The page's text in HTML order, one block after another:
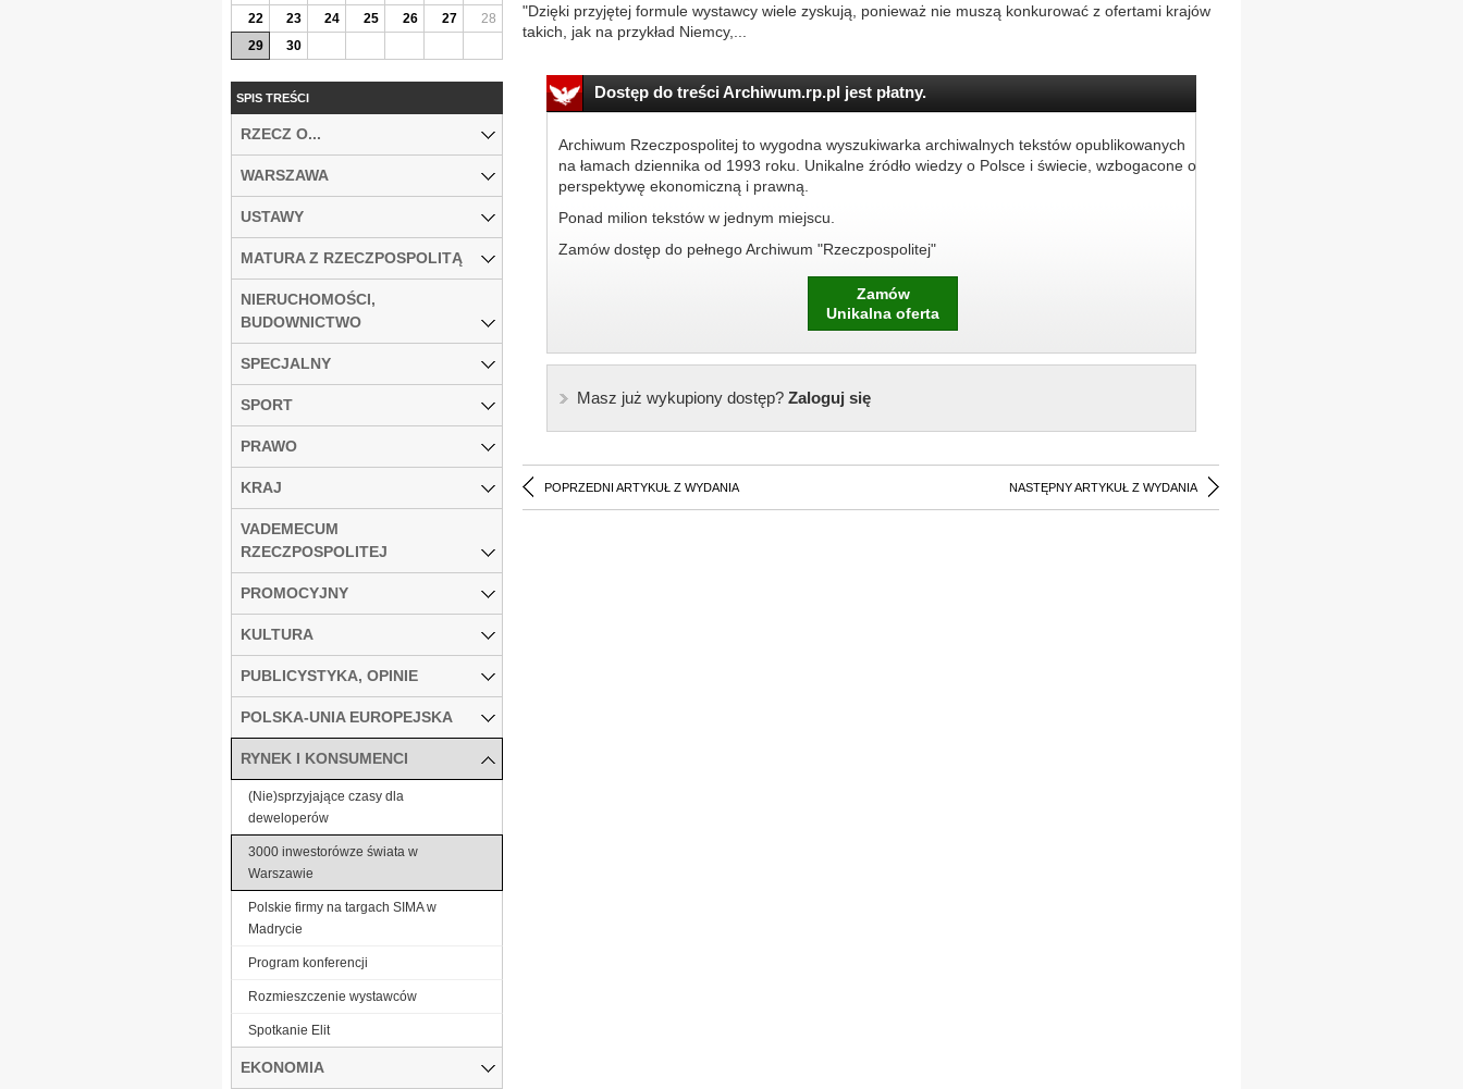
"Dzięki przyjętej formule wystawcy wiele zyskują, ponieważ nie muszą konkurować z ofertami krajów
takich, jak na przykład Niemcy,...
Dostęp do treści Archiwum.rp.pl jest płatny.
Archiwum Rzeczpospolitej to wygodna wyszukiwarka archiwalnych tekstów opublikowanych
na łamach dziennika od 1993 roku. Unikalne źródło wiedzy o Polsce i świecie, wzbogacone o
perspektywę ekonomiczną i prawną.
Ponad milion tekstów w jednym miejscu.
Zamów dostęp do pełnego Archiwum "Rzeczpospolitej"
Zamów
Unikalna oferta
Masz już wykupiony dostęp?Zaloguj się
POPRZEDNI ARTYKUŁ Z WYDANIA NASTĘPNY ARTYKUŁ Z WYDANIA
22
23 24 25 26 27
28
29
30
SPIS TREŚCI
RZECZ O...
WARSZAWA
USTAWY
MATURA Z RZECZPOSPOLITĄ
NIERUCHOMOŚCI,
BUDOWNICTWO
SPECJALNY
SPORT
PRAWO
KRAJ
VADEMECUM
RZECZPOSPOLITEJ
PROMOCYJNY
KULTURA
PUBLICYSTYKA, OPINIE
POLSKA-UNIA EUROPEJSKA
RYNEK I KONSUMENCI
(Nie)sprzyjające czasy dla
deweloperów
3000 inwestorówze świata w
Warszawie
Polskie firmy na targach SIMA w
Madrycie
Program konferencji
Rozmieszczenie wystawców
Spotkanie Elit
EKONOMIA